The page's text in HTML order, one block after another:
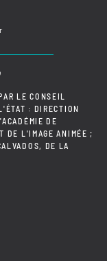
LE CONSEIL
: DIRECTION
DE
DE L'IMAGE ANIMÉE ;
DE LA